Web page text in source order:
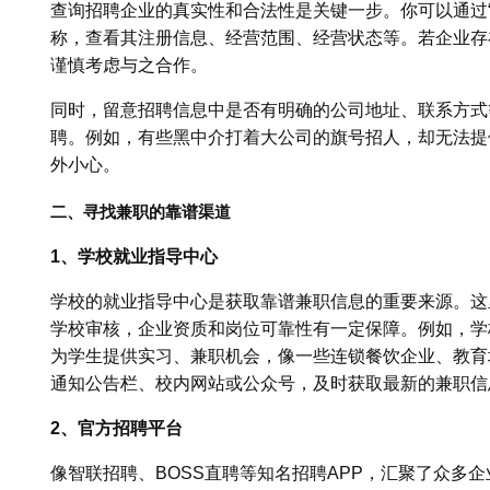
查询招聘企业的真实性和合法性是关键一步。你可以通
称，查看其注册信息、经营范围、经营状态等。若企业
谨慎考虑与之合作。
同时，留意招聘信息中是否有明确的公司地址、联系方
聘。例如，有些黑中介打着大公司的旗号招人，却无法
外小心。
二、寻找兼职的靠谱渠道
1、学校就业指导中心
学校的就业指导中心是获取靠谱兼职信息的重要来源。
学校审核，企业资质和岗位可靠性有一定保障。例如，
为学生提供实习、兼职机会，像一些连锁餐饮企业、教
通知公告栏、校内网站或公众号，及时获取最新的兼职
2、官方招聘平台
像智联招聘、BOSS直聘等知名招聘APP，汇聚了众多